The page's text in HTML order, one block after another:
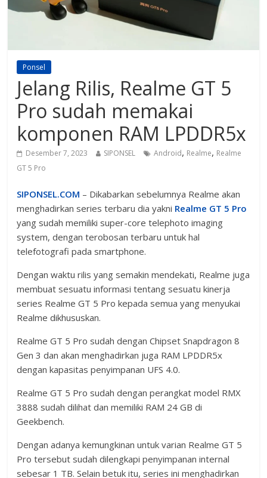
Ponsel
Jelang Rilis, Realme GT 5
Pro sudah memakai
komponen RAM LPDDR5x
Desember 7, 2023 SIPONSEL Android, Realme, Realme
GT 5 Pro
SIPONSEL.COM – Dikabarkan sebelumnya Realme akan
menghadirkan series terbaru dia yakni Realme GT 5 Pro
yang sudah memiliki super-core telephoto imaging
system, dengan terobosan terbaru untuk hal
telefotografi pada smartphone.
Dengan waktu rilis yang semakin mendekati, Realme juga
membuat sesuatu informasi tentang sesuatu kinerja
series Realme GT 5 Pro kepada semua yang menyukai
Realme dikhususkan.
Realme GT 5 Pro sudah dengan Chipset Snapdragon 8
Gen 3 dan akan menghadirkan juga RAM LPDDR5x
dengan kapasitas penyimpanan UFS 4.0.
Realme GT 5 Pro sudah dengan perangkat model RMX
3888 sudah dilihat dan memiliki RAM 24 GB di
Geekbench.
Dengan adanya kemungkinan untuk varian Realme GT 5
Pro tersebut sudah dilengkapi penyimpanan internal
sebesar 1 TB. Selain betuk itu, series ini menghadirkan